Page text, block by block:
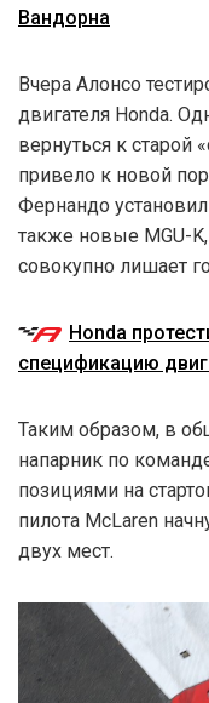
Вандорна
Вчера Алонсо
двигателя Honda.
вернуться к старой
привело к новой
Фернандо
также новые MGU-K,
совокупно лишает
Honda
спецификацию
Таким образом, в
напарник по
позициями на
пилота McLaren
двух мест.